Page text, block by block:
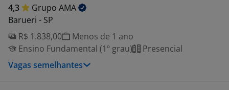
4,3 Grupo AMA
Barueri - SP
R$ 1.838,00
Menos de 1 ano
Ensino Fundamental (1º grau)
Presencial
Vagas semelhantes